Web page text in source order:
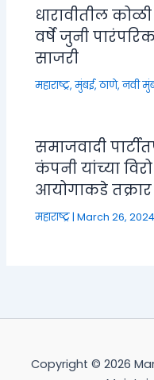
धारावीतील
वर्षे जुनी
साजरी
महाराष्ट्र,मुंबई, ठाणे, नवी
समाजवादी
कंपनी यांच्या
आयोगाकडे
महाराष्ट्र|March 26, 2024
Copyright © 2026